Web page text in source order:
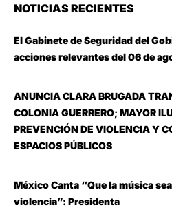
NOTICIAS RECIENTES
El Gabinete de Seguridad del
acciones relevantes del 06 de
ANUNCIA CLARA BRUGADA
COLONIA GUERRERO; MAYOR
PREVENCIÓN DE VIOLENCIA Y
ESPACIOS PÚBLICOS
México Canta “Que la música
violencia”: Presidenta